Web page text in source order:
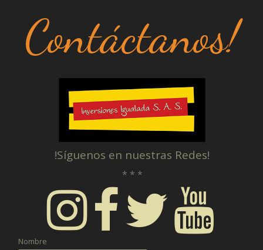
Contáctanos!
!Síguenos en nuestras Redes!
* * *
Nombre